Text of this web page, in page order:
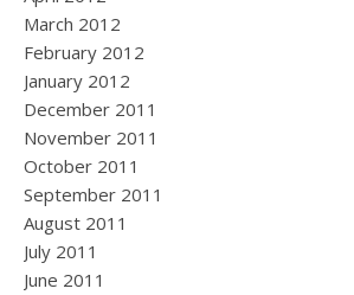
March 2012
February 2012
January 2012
December 2011
November 2011
October 2011
September 2011
August 2011
July 2011
June 2011